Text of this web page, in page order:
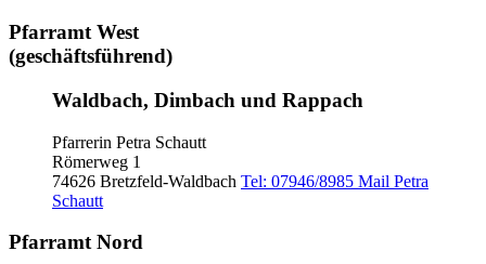
Pfarramt West
(geschäftsführend)
Waldbach, Dimbach und Rappach
Pfarrerin Petra Schautt
Römerweg 1
74626 Bretzfeld-Waldbach Tel: 07946/8985 Mail Petra
Schautt
Pfarramt Nord